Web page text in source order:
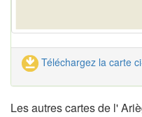
Téléchargez la carte
Les autres cartes de l'